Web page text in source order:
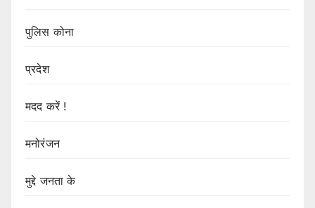
पुलिस कोना
प्रदेश
मदद करें !
मनोरंजन
मुद्दे जनता के